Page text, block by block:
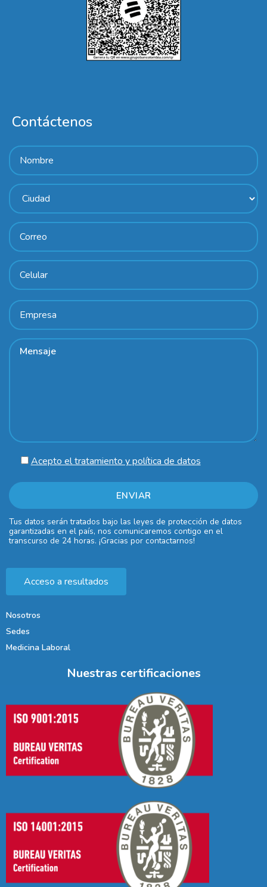
Contáctenos
Acepto el tratamiento y política de datos
Tus datos serán tratados bajo las leyes de protección de datos
garantizadas en el país, nos comunicaremos contigo en el
transcurso de 24 horas. ¡Gracias por contactarnos!
Acceso a resultados
Nosotros
Sedes
Medicina Laboral
Nuestras certificaciones